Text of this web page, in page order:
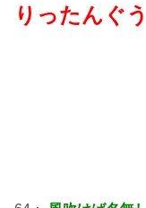
りったんぐ